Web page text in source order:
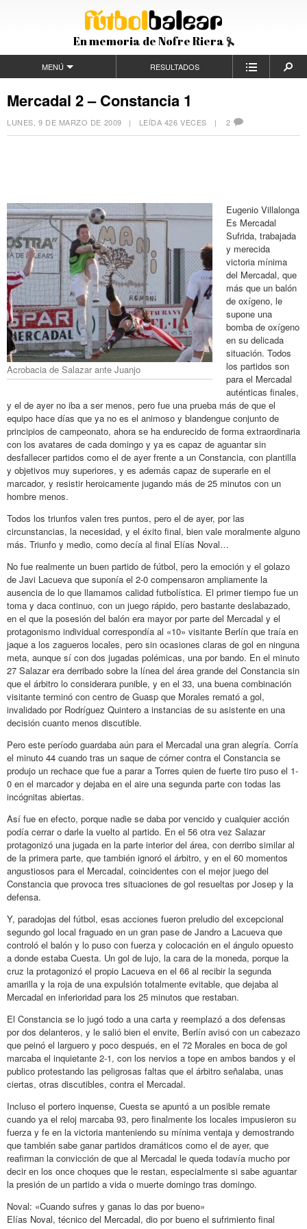
En memoria de Nofre Riera
MENÚ RESULTADOS
Mercadal 2 – Constancia 1
LUNES, 9 DE MARZO DE 2009 | LEÍDA 426 VECES |2
Acrobacia de Salazar ante Juanjo
Eugenio Villalonga
Es Mercadal
Sufrida, trabajada
y merecida
victoria mínima
del Mercadal, que
más que un balón
de oxígeno, le
supone una
bomba de oxígeno
en su delicada
situación. Todos
los partidos son
para el Mercadal
auténticas finales,
y el de ayer no iba a ser menos, pero fue una prueba más de que el
equipo hace días que ya no es el animoso y blandengue conjunto de
principios de campeonato, ahora se ha endurecido de forma extraordinaria
con los avatares de cada domingo y ya es capaz de aguantar sin
desfallecer partidos como el de ayer frente a un Constancia, con plantilla
y objetivos muy superiores, y es además capaz de superarle en el
marcador, y resistir heroicamente jugando más de 25 minutos con un
hombre menos.
Todos los triunfos valen tres puntos, pero el de ayer, por las
circunstancias, la necesidad, y el éxito final, bien vale moralmente alguno
más. Triunfo y medio, como decía al final Elías Noval…
No fue realmente un buen partido de fútbol, pero la emoción y el golazo
de Javi Lacueva que suponía el 2-0 compensaron ampliamente la
ausencia de lo que llamamos calidad futbolística. El primer tiempo fue un
toma y daca continuo, con un juego rápido, pero bastante deslabazado,
en el que la posesión del balón era mayor por parte del Mercadal y el
protagonismo individual correspondía al «10» visitante Berlín que traía en
jaque a los zagueros locales, pero sin ocasiones claras de gol en ninguna
meta, aunque sí con dos jugadas polémicas, una por bando. En el minuto
27 Salazar era derribado sobre la línea del área grande del Constancia sin
que el árbitro lo considerara punible, y en el 33, una buena combinación
visitante terminó con centro de Guasp que Morales remató a gol,
invalidado por Rodríguez Quintero a instancias de su asistente en una
decisión cuanto menos discutible.
Pero este período guardaba aún para el Mercadal una gran alegría. Corría
el minuto 44 cuando tras un saque de córner contra el Constancia se
produjo un rechace que fue a parar a Torres quien de fuerte tiro puso el 1-
0 en el marcador y dejaba en el aire una segunda parte con todas las
incógnitas abiertas.
Así fue en efecto, porque nadie se daba por vencido y cualquier acción
podía cerrar o darle la vuelto al partido. En el 56 otra vez Salazar
protagonizó una jugada en la parte interior del área, con derribo similar al
de la primera parte, que también ignoró el árbitro, y en el 60 momentos
angustiosos para el Mercadal, coincidentes con el mejor juego del
Constancia que provoca tres situaciones de gol resueltas por Josep y la
defensa.
Y, paradojas del fútbol, esas acciones fueron preludio del excepcional
segundo gol local fraguado en un gran pase de Jandro a Lacueva que
controló el balón y lo puso con fuerza y colocación en el ángulo opuesto
a donde estaba Cuesta. Un gol de lujo, la cara de la moneda, porque la
cruz la protagonizó el propio Lacueva en el 66 al recibir la segunda
amarilla y la roja de una expulsión totalmente evitable, que dejaba al
Mercadal en inferioridad para los 25 minutos que restaban.
El Constancia se lo jugó todo a una carta y reemplazó a dos defensas
por dos delanteros, y le salió bien el envite, Berlín avisó con un cabezazo
que peinó el larguero y poco después, en el 72 Morales en boca de gol
marcaba el inquietante 2-1, con los nervios a tope en ambos bandos y el
publico protestando las peligrosas faltas que el árbitro señalaba, unas
ciertas, otras discutibles, contra el Mercadal.
Incluso el portero inquense, Cuesta se apuntó a un posible remate
cuando ya el reloj marcaba 93, pero finalmente los locales impusieron su
fuerza y fe en la victoria manteniendo su mínima ventaja y demostrando
que también sabe ganar partidos dramáticos como el de ayer, que
reafirman la convicción de que al Mercadal le queda todavía mucho por
decir en los once choques que le restan, especialmente si sabe aguantar
la presión de un partido a vida o muerte domingo tras domingo.
Noval: «Cuando sufres y ganas lo das por bueno»
Elías Noval, técnico del Mercadal, dio por bueno el sufrimiento final